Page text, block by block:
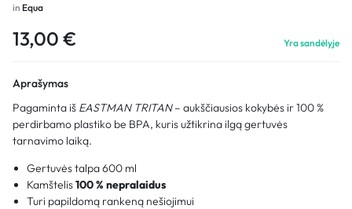
in Equa
13,00 € Yra sandėlyje
Aprašymas
Pagaminta iš EASTMAN TRITAN– aukščiausios kokybės ir 100 %
perdirbamo plastiko be BPA, kuris užtikrina ilgą gertuvės
tarnavimo laiką.
Gertuvės talpa 600 ml
Kamštelis100 % nepralaidus
Turi papildomą rankeną nešiojimui